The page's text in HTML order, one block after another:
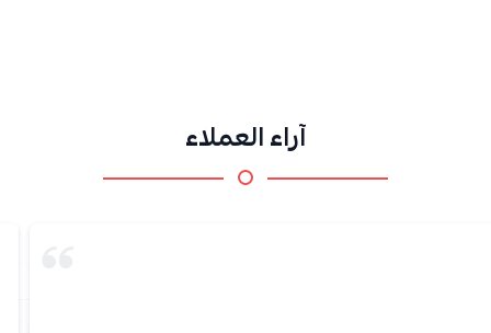
آراء العملاء